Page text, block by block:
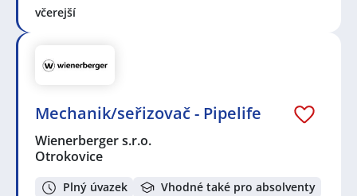
včerejší
Mechanik/seřizovač - Pipelife
Wienerberger s.r.o.
Otrokovice
Plný úvazek Vhodné také pro absolventy